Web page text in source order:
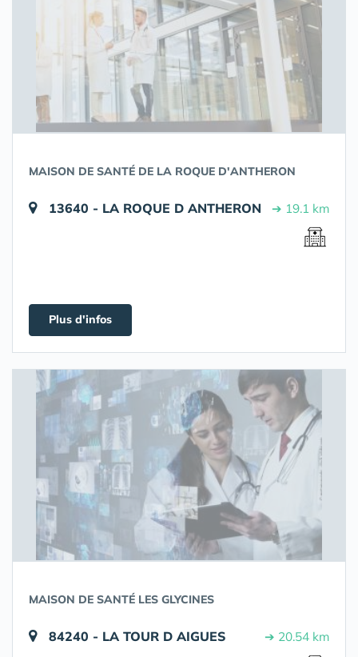
MAISON DE SANTÉ DE LA ROQUE D'ANTHERON
13640 - LA ROQUE D ANTHERON ➔ 19.1 km
Plus d'infos
MAISON DE SANTÉ LES GLYCINES
84240 - LA TOUR D AIGUES ➔ 20.54 km